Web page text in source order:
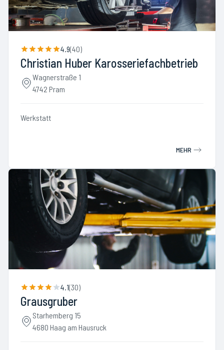
4.9(40)
Christian Huber Karosseriefachbetrieb
Wagnerstraße 1
4742 Pram
Werkstatt
MEHR
4.1(30)
Grausgruber
Starhemberg 15
4680 Haag am Hausruck